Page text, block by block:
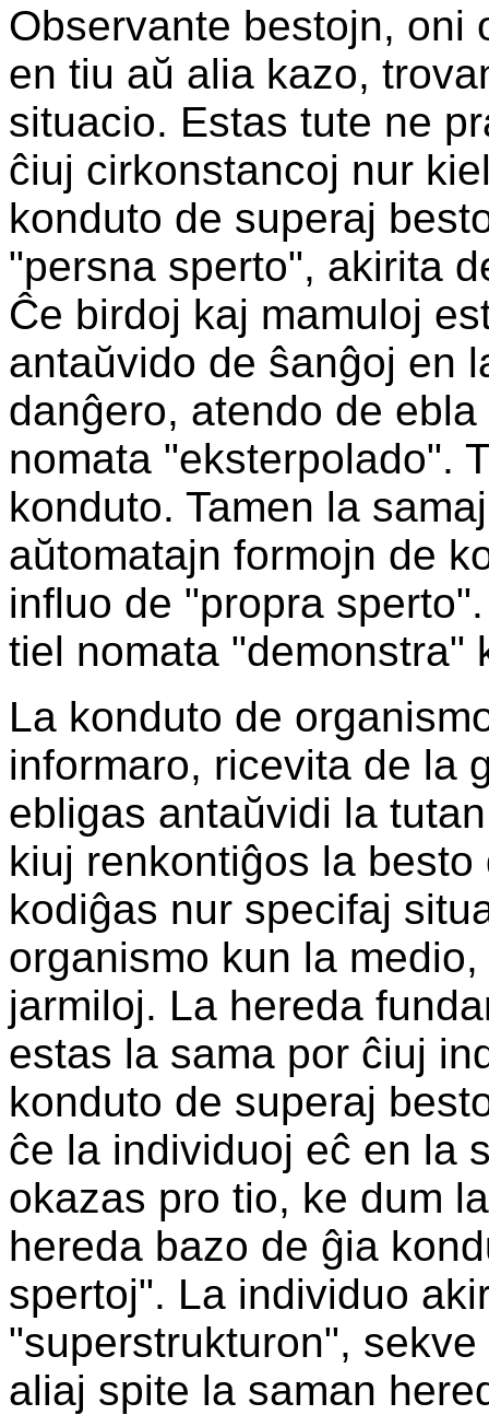
Observante bestojn, oni
en tiu aŭ alia kazo,
situacio. Estas tute ne
ĉiuj cirkonstancoj nur
konduto de superaj
"persna sperto", akirita
Ĉe birdoj kaj mamuloj
antaŭvido de ŝanĝoj en
danĝero, atendo de
nomata "eksterpolado".
konduto. Tamen la
aŭtomatajn formojn de
influo de "propra
tiel nomata "demonstra"
La konduto de
informaro, ricevita de la
ebligas antaŭvidi la
kiuj renkontiĝos la
kodiĝas nur specifaj
organismo kun la
jarmiloj. La hereda
estas la sama por ĉiuj
konduto de superaj
ĉe la individuoj eĉ en la
okazas pro tio, ke dum
hereda bazo de ĝia
spertoj". La individuo
"superstrukturon",
aliaj spite la saman